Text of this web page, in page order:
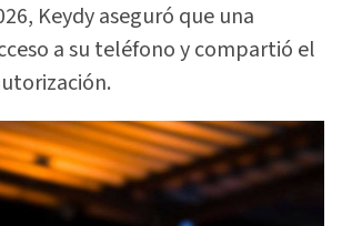
Keydy aseguró que una
a su teléfono y compartió el